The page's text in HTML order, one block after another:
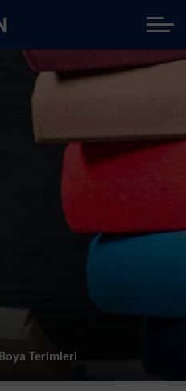
Boya Terimleri